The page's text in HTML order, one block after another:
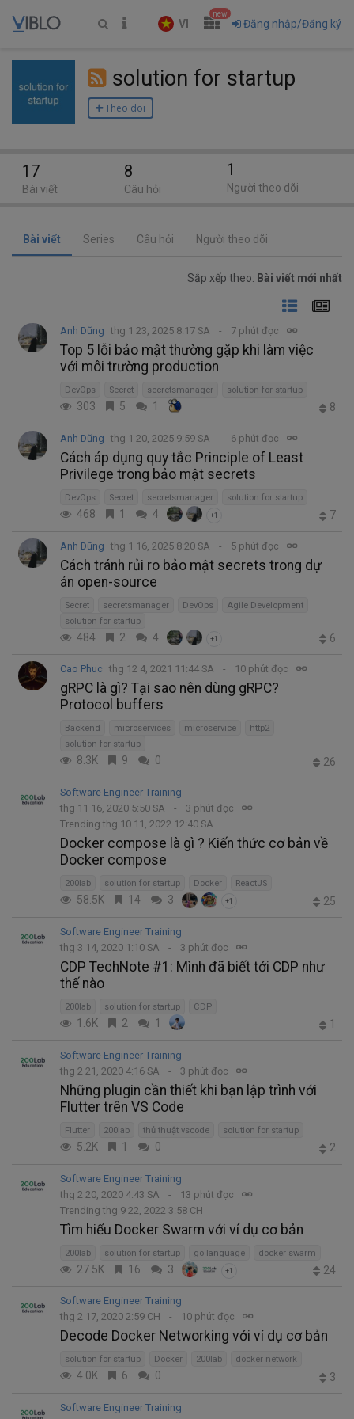
VI
new
Đăng nhập/Đăng ký
solution for startup
Theo dõi
Bài viết Series Câu hỏi Người theo dõi
Sắp xếp theo: Bài viết mới nhất
Anh Dũng thg 1 23, 2025 8:17 SA 7 phút đọc
Top 5 lỗi bảo mật thường gặp khi làm việc
với môi trường production
DevOps Secret secretsmanager solution for startup
303 5 1 8
Anh Dũng thg 1 20, 2025 9:59 SA 6 phút đọc
Cách áp dụng quy tắc Principle of Least
Privilege trong bảo mật secrets
DevOps Secret secretsmanager solution for startup
468 1 4 +1 7
Anh Dũng thg 1 16, 2025 8:20 SA 5 phút đọc
Cách tránh rủi ro bảo mật secrets trong dự
án open-source
Secret secretsmanager DevOps
Agile Development
solution for startup
484 2 4 +1 6
Cao Phuc thg 12 4, 2021 11:44 SA 10 phút đọc
gRPC là gì? Tại sao nên dùng gRPC?
Protocol buffers
Backend microservices microservice
http2
solution for startup
8.3K 9 0 26
Software Engineer Training
thg 11 16, 2020 5:50 SA
3 phút đọc
Trending thg 10 11, 2022 12:40 SA
Docker compose là gì ? Kiến thức cơ bản về
Docker compose
200lab solution for startup Docker ReactJS
58.5K 14 3 +1 25
Software Engineer Training
thg 3 14, 2020 1:10 SA
3 phút đọc
CDP TechNote #1: Mình đã biết tới CDP như
thế nào
200lab solution for startup CDP
1.6K 2 1 1
Software Engineer Training
thg 2 21, 2020 4:16 SA
3 phút đọc
Những plugin cần thiết khi bạn lập trình với
Flutter trên VS Code
Flutter 200lab thủ thuật vscode solution for startup
5.2K 1 0 2
Software Engineer Training
thg 2 20, 2020 4:43 SA
13 phút đọc
Trending thg 9 22, 2022 3:58 CH
Tìm hiểu Docker Swarm với ví dụ cơ bản
200lab solution for startup go language docker swarm
27.5K 16 3 +1 24
Software Engineer Training
thg 2 17, 2020 2:59 CH
10 phút đọc
Decode Docker Networking với ví dụ cơ bản
solution for startup Docker 200lab docker network
4.0K 6 0 3
Software Engineer Training
17
Bài viết
8
Câu hỏi
1
Người theo dõi